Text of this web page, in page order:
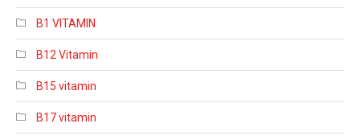
B1 VITAMIN
B12 Vitamin
B15 vitamin
B17 vitamin